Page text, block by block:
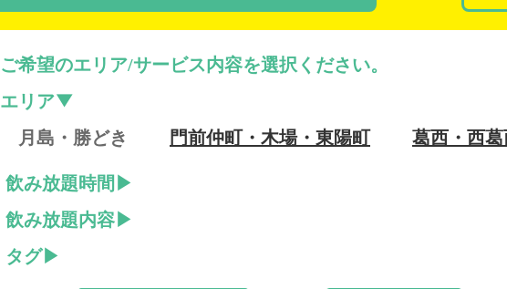
ご希望のエリア/サービス内容を選択ください。
エリア
月島・勝どき
門前仲町・木場・東陽町 葛西・西葛
飲み放題時間
飲み放題内容
タグ